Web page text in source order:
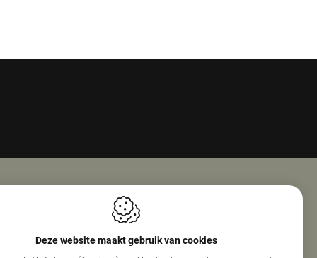
Nv (Amphore)
Openingsuren
Maandag
08:00 - 18:00
Dinsdag
Deze website maakt gebruik van cookies